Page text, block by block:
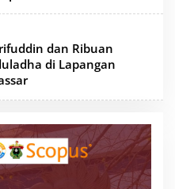
dan Ribuan
di Lapangan